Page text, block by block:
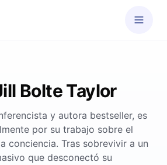
Bolte Taylor
y autora bestseller, es
por su trabajo sobre el
conciencia. Tras sobrevivir a un
que desconectó su